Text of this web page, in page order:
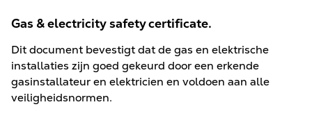
Gas & electricity safety certificate.
Dit document bevestigt dat de gas en elektrische
installaties zijn goed gekeurd door een erkende
gasinstallateur en elektricien en voldoen aan alle
veiligheidsnormen.